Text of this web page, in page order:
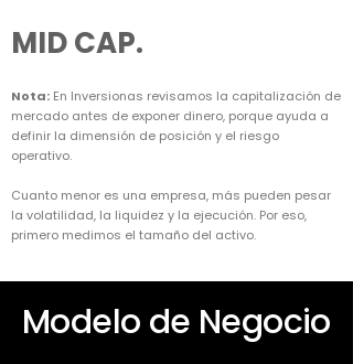
MID CAP.
Nota: En Inversionas revisamos la capitalización de
mercado antes de exponer dinero, porque ayuda a
definir la dimensión de posición y el riesgo
operativo.
Cuanto menor es una empresa, más pueden pesar
la volatilidad, la liquidez y la ejecución. Por eso,
primero medimos el tamaño del activo.
Modelo de Negocio